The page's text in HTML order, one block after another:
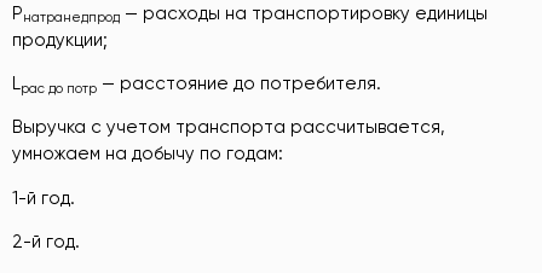
Рнатранедпрод — расходы на транспортировку единицы
продукции;
Lрас до потр — расстояние до потребителя.
Выручка с учетом транспорта рассчитывается,
умножаем на добычу по годам:
1-й год.
2-й год.